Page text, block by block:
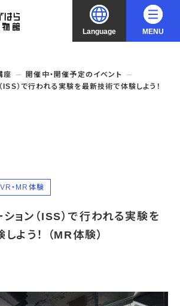
Language MENU
展
ント
み
座
開催中・開催予定のイベント
ISS）で行われる実験を最新技術で体験しよう！
VR・MR体験
ョン（ISS）で行われる実験を
よう！ （MR体験）